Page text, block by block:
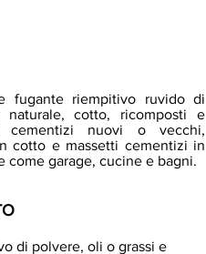
fugante riempitivo ruvido di
naturale, cotto, ricomposti e
nuovi o vecchi,
cotto e massetti cementizi in
garage, cucine e bagni.
di polvere, oli o grassi e